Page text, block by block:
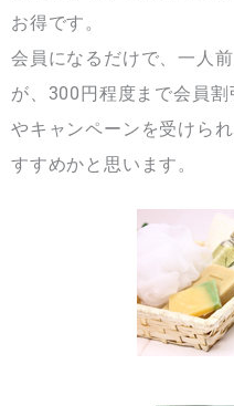
お得です。
会員になるだけで、一人
が、300円程度まで会員
やキャンペーンを受けら
すすめかと思います。